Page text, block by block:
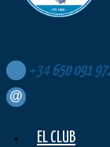
+34 650 091
EL CLUB